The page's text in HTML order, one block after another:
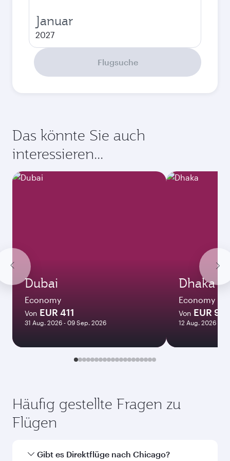
Januar
2027
Flugsuche
Das könnte Sie auch
interessieren...
Dubai
Economy
Von EUR 411
31 Aug. 2026 - 09 Sep. 2026
Dhaka
Economy
Von EUR
12 Aug. 2026 -
Häufig gestellte Fragen zu
Flügen
Gibt es Direktflüge nach Chicago?